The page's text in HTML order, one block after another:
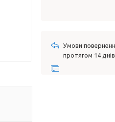
протягом 14 днів